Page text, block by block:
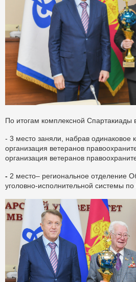
По итогам комплексной Спартакиады
- 3 место заняли, набрав одинаковое
организация ветеранов
организация ветеранов
- 2 место– региональное отделение
уголовно-исполнительной системы